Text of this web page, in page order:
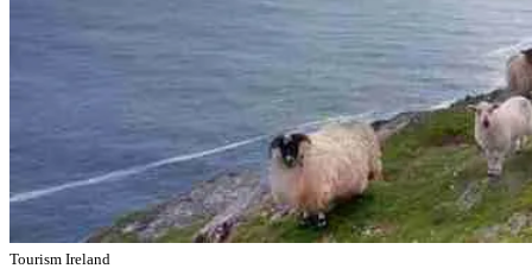
Tourism Ireland